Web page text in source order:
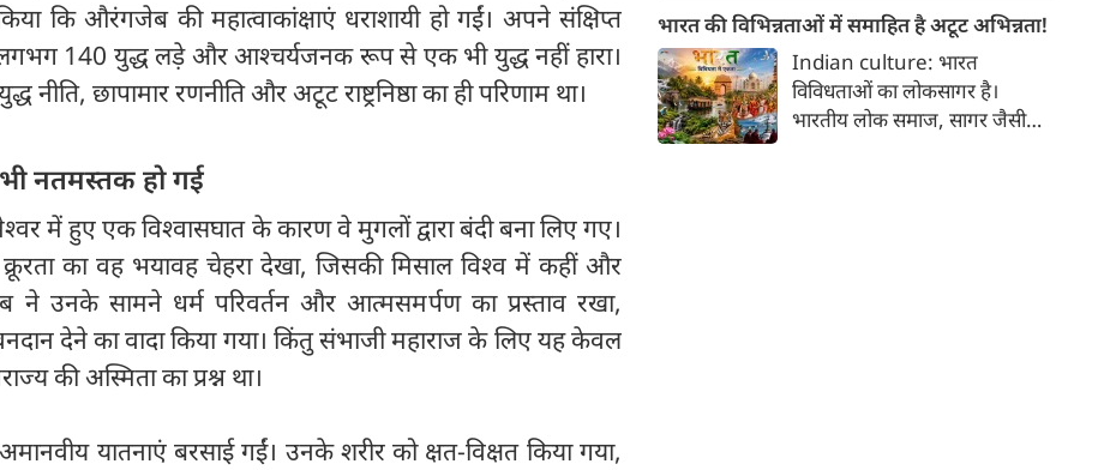
कि औरंगजेब की महात्वाकांक्षाएं धराशायी हो गईं। अपने संक्षिप्त
140 युद्ध लड़े और आश्चर्यजनक रूप से एक भी युद्ध नहीं हारा।
नीति, छापामार रणनीति और अटूट राष्ट्रनिष्ठा का ही परिणाम था।
नतमस्तक हो गई
में हुए एक विश्वासघात के कारण वे मुगलों द्वारा बंदी बना लिए गए।
का वह भयावह चेहरा देखा, जिसकी मिसाल विश्व में कहीं और
ने उनके सामने धर्म परिवर्तन और आत्मसमर्पण का प्रस्ताव रखा,
देने का वादा किया गया। किंतु संभाजी महाराज के लिए यह केवल
की अस्मिता का प्रश्न था।
यातनाएं बरसाई गईं। उनके शरीर को क्षत-विक्षत किया गया,
जब व्यक्ति अपने अहंकार का त्याग
कर भक्ति का पथ अपनाता है। कांवड़
यात्रा इसी सत्य का सजीव प्रतीक है।
मनुष्य को मनुष्य से जोड़ने वाली
सांस्कृतिक चेतना की यह एक विराट
भारत की विभिन्नताओं में समाहित है अटूट अभिन्नता!
Indian culture: भारत
विविधताओं का लोकसागर है।
भारतीय लोक समाज, सागर जैसी